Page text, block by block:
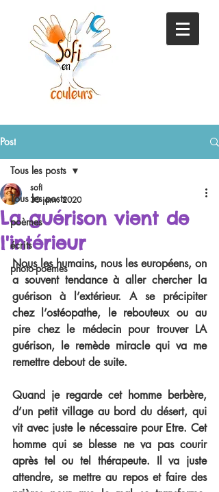
Post
Tous les posts
poèmes
écrits
photo-poèmes
Tous les posts
La guérison vient de
l'intérieur
sofi
30 janv. 2020
Nous les humains, nous les européens, on
a souvent tendance à aller chercher la
guérison à l’extérieur. A se précipiter
chez l’ostéopathe, le rebouteux ou au
pire chez le médecin pour trouver LA
guérison, le remède miracle qui va me
remettre debout de suite.
Quand je regarde cet homme berbère,
d’un petit village au bord du désert, qui
vit avec juste le nécessaire pour Etre. Cet
homme qui se blesse ne va pas courir
après tel ou tel thérapeute. Il va juste
attendre, se mettre au repos et faire des